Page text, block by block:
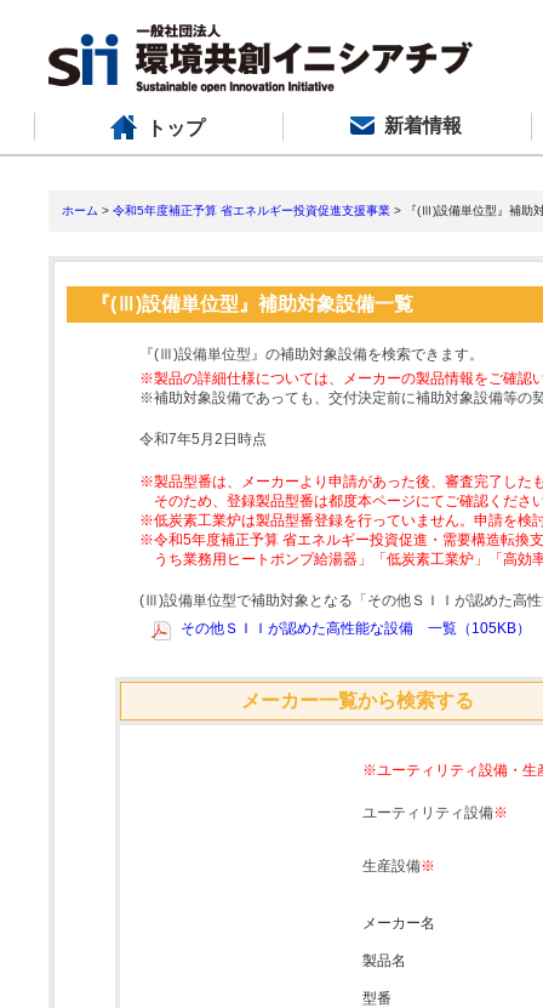
トップ 新着情報
ホーム > 令和5年度補正予算 省エネルギー投資促進支援事業 > 『(Ⅲ)設備単位型』補助
『(Ⅲ)設備単位型』補助対象設備一覧
『(Ⅲ)設備単位型』の補助対象設備を検索できます。
※製品の詳細仕様については、メーカーの製品情報をご確認
※補助対象設備であっても、交付決定前に補助対象設備等の
令和7年5月2日時点
※製品型番は、メーカーより申請があった後、審査完了した
そのため、登録製品型番は都度本ページにてご確認くださ
※低炭素工業炉は製品型番登録を行っていません。申請を検
※令和5年度補正予算 省エネルギー投資促進・需要構造転換
うち業務用ヒートポンプ給湯器」「低炭素工業炉」「高
(Ⅲ)設備単位型で補助対象となる「その他ＳＩＩが認めた高
その他ＳＩＩが認めた高性能な設備 一覧（105KB）
メーカー一覧から検索する
※ユーティリティ設備・生
ユーティリティ設備※
生産設備※
メーカー名
製品名
型番